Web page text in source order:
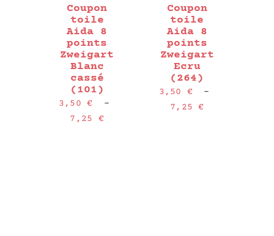
OPTIONS
PEUVENT
SUR
PAGE
DU
PRODUIT
Coupon
toile
Aida 8
points
Zweigart
Blanc
cassé
(101)
3,50€
–
7,25 €Plage
PEUVENT
CHOISIES
DU
Coupon
toile
Aida 8
points
Zweigart
Ecru
(264)
3,50 €
–
7,25€